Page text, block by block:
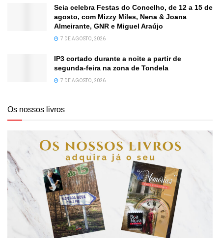
Seia celebra Festas do Concelho, de 12 a 15 de
agosto, com Mizzy Miles, Nena & Joana
Almeirante, GNR e Miguel Araújo
7 DE AGOSTO, 2026
IP3 cortado durante a noite a partir de
segunda-feira na zona de Tondela
7 DE AGOSTO, 2026
Os nossos livros